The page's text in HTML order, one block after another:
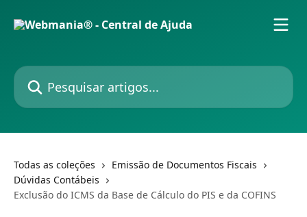
Pesquisar artigos...
Todas as coleções
Emissão de Documentos Fiscais
Dúvidas Contábeis
Exclusão do ICMS da Base de Cálculo do PIS e da COFINS